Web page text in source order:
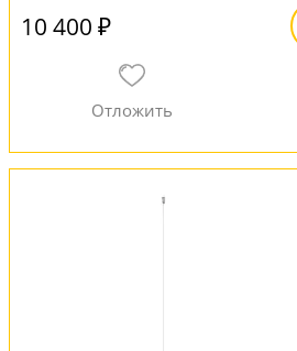
10 400 ₽